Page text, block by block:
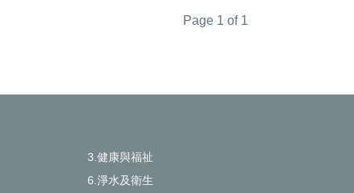
Page 1 of 1
3.健康與福祉
6.淨水及衛生